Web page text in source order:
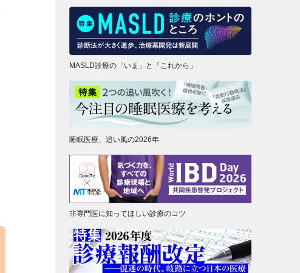
MASLD診療の「いま」と「これから」
睡眠医療、追い風の2026年
非専門医に知ってほしい診療のコツ